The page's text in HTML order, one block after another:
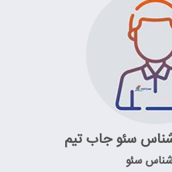
سئو جاب تیم
سئو